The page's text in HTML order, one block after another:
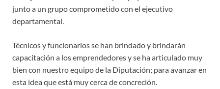
junto a un grupo comprometido con el ejecutivo
departamental.
Técnicos y funcionarios se han brindado y brindarán
capacitación a los emprendedores y se ha articulado muy
bien con nuestro equipo de la Diputación; para avanzar en
esta idea que está muy cerca de concreción.